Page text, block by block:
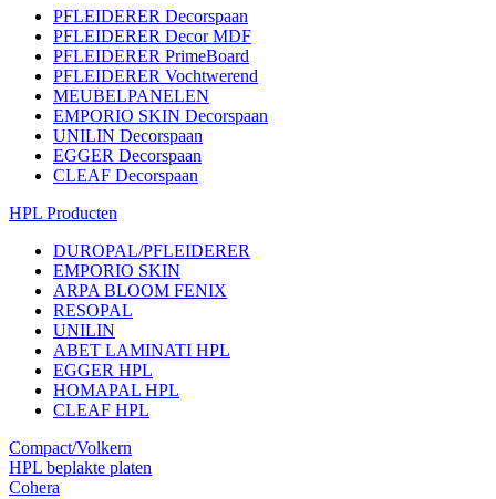
PFLEIDERER Decorspaan
PFLEIDERER Decor MDF
PFLEIDERER PrimeBoard
PFLEIDERER Vochtwerend
MEUBELPANELEN
EMPORIO SKIN Decorspaan
UNILIN Decorspaan
EGGER Decorspaan
CLEAF Decorspaan
HPL Producten
DUROPAL/PFLEIDERER
EMPORIO SKIN
ARPA BLOOM FENIX
RESOPAL
UNILIN
ABET LAMINATI HPL
EGGER HPL
HOMAPAL HPL
CLEAF HPL
Compact/Volkern
HPL beplakte platen
Cohera